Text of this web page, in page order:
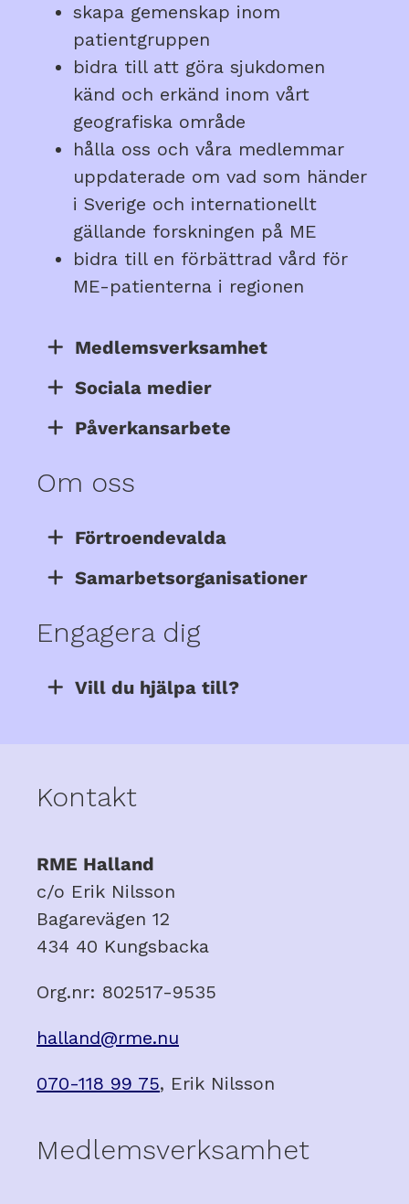
skapa gemenskap inom
patientgruppen
bidra till att göra sjukdomen
känd och erkänd inom vårt
geografiska område
hålla oss och våra medlemmar
uppdaterade om vad som händer
i Sverige och internationellt
gällande forskningen på ME
bidra till en förbättrad vård för
ME-patienterna i regionen
Medlemsverksamhet
Sociala medier
Påverkansarbete
Om oss
Förtroendevalda
Samarbetsorganisationer
Engagera dig
Vill du hjälpa till?
Kontakt
RME Halland
c/o Erik Nilsson
Bagarevägen 12
434 40 Kungsbacka
Org.nr: 802517-9535
halland@rme.nu
070-118 99 75, Erik Nilsson
Medlemsverksamhet